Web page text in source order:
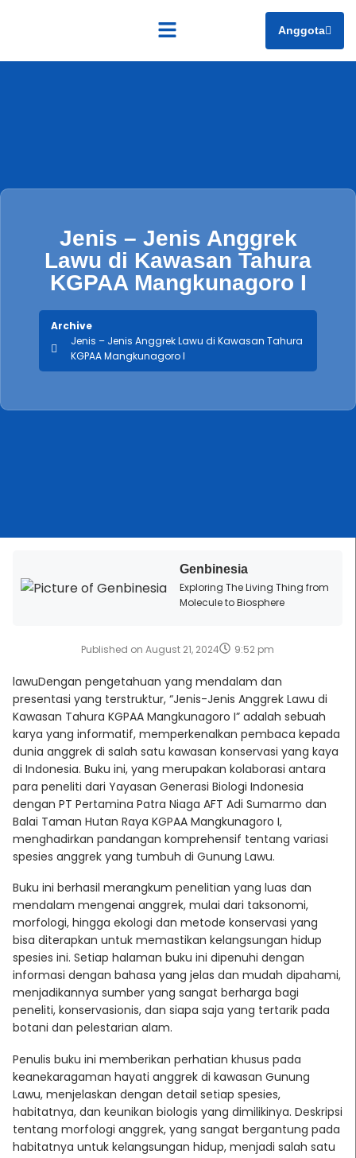
Anggota
Jenis – Jenis Anggrek
Lawu di Kawasan Tahura
KGPAA Mangkunagoro I
Archive
Jenis – Jenis Anggrek Lawu di Kawasan Tahura
KGPAA Mangkunagoro I
Genbinesia
Exploring The Living Thing from
Molecule to Biosphere
Published on August 21, 2024 9:52 pm
lawuDengan pengetahuan yang mendalam dan
presentasi yang terstruktur, “Jenis-Jenis Anggrek Lawu di
Kawasan Tahura KGPAA Mangkunagoro I” adalah sebuah
karya yang informatif, memperkenalkan pembaca kepada
dunia anggrek di salah satu kawasan konservasi yang kaya
di Indonesia. Buku ini, yang merupakan kolaborasi antara
para peneliti dari Yayasan Generasi Biologi Indonesia
dengan PT Pertamina Patra Niaga AFT Adi Sumarmo dan
Balai Taman Hutan Raya KGPAA Mangkunagoro I,
menghadirkan pandangan komprehensif tentang variasi
spesies anggrek yang tumbuh di Gunung Lawu.
Buku ini berhasil merangkum penelitian yang luas dan
mendalam mengenai anggrek, mulai dari taksonomi,
morfologi, hingga ekologi dan metode konservasi yang
bisa diterapkan untuk memastikan kelangsungan hidup
spesies ini. Setiap halaman buku ini dipenuhi dengan
informasi dengan bahasa yang jelas dan mudah dipahami,
menjadikannya sumber yang sangat berharga bagi
peneliti, konservasionis, dan siapa saja yang tertarik pada
botani dan pelestarian alam.
Penulis buku ini memberikan perhatian khusus pada
keanekaragaman hayati anggrek di kawasan Gunung
Lawu, menjelaskan dengan detail setiap spesies,
habitatnya, dan keunikan biologis yang dimilikinya. Deskripsi
tentang morfologi anggrek, yang sangat bergantung pada
habitatnya untuk kelangsungan hidup, menjadi salah satu